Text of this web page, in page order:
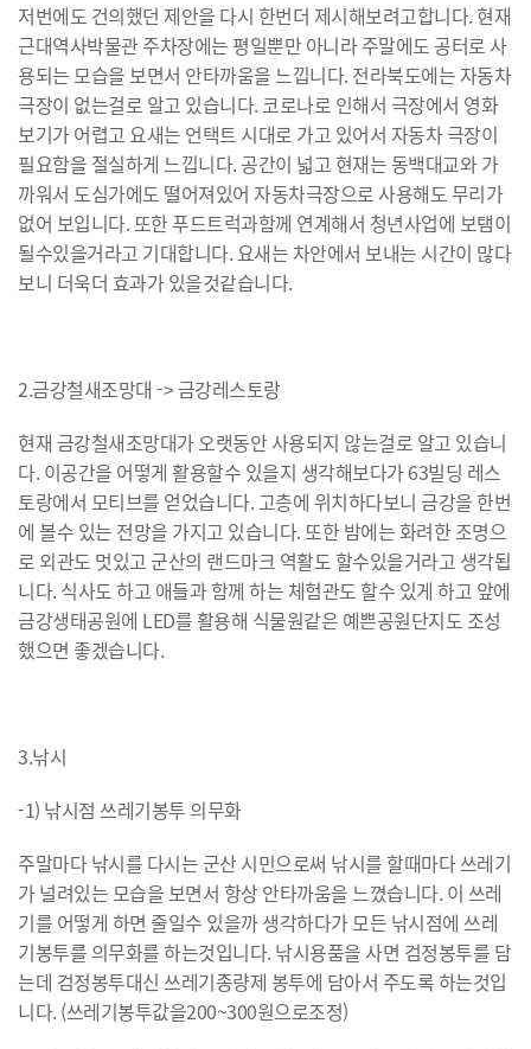
동
저번에도 건의했던 제안을 다시 한번더 제시해보려고합니다. 현재
근대역사박물관 주차장에는 평일뿐만 아니라 주말에도 공터로 사
용되는 모습을 보면서 안타까움을 느낍니다. 전라북도에는 자동차
극장이 없는걸로 알고 있습니다. 코로나로 인해서 극장에서 영화
보기가 어렵고 요새는 언택트 시대로 가고 있어서 자동차 극장이
필요함을 절실하게 느낍니다. 공간이 넓고 현재는 동백대교와 가
까워서 도심가에도 떨어져있어 자동차극장으로 사용해도 무리가
없어 보입니다. 또한 푸드트럭과함께 연계해서 청년사업에 보탬이
될수있을거라고 기대합니다. 요새는 차안에서 보내는 시간이 많다
보니 더욱더 효과가 있을것같습니다.
2.금강철새조망대 -> 금강레스토랑
현재 금강철새조망대가 오랫동안 사용되지 않는걸로 알고 있습니
다. 이공간을 어떻게 활용할수 있을지 생각해보다가 63빌딩 레스
토랑에서 모티브를 얻었습니다. 고층에 위치하다보니 금강을 한번
에 볼수 있는 전망을 가지고 있습니다. 또한 밤에는 화려한 조명으
로 외관도 멋있고 군산의 랜드마크 역활도 할수있을거라고 생각됩
니다. 식사도 하고 애들과 함께 하는 체험관도 할수 있게 하고 앞에
금강생태공원에 LED를 활용해 식물원같은 예쁜공원단지도 조성
했으면 좋겠습니다.
3.낚시
-1) 낚시점 쓰레기봉투 의무화
주말마다 낚시를 다시는 군산 시민으로써 낚시를 할때마다 쓰레기
가 널려있는 모습을 보면서 항상 안타까움을 느꼈습니다. 이 쓰레
기를 어떻게 하면 줄일수 있을까 생각하다가 모든 낚시점에 쓰레
기봉투를 의무화를 하는것입니다. 낚시용품을 사면 검정봉투를 담
는데 검정봉투대신 쓰레기종량제 봉투에 담아서 주도록 하는것입
니다. (쓰레기봉투값을200~300원으로조정)